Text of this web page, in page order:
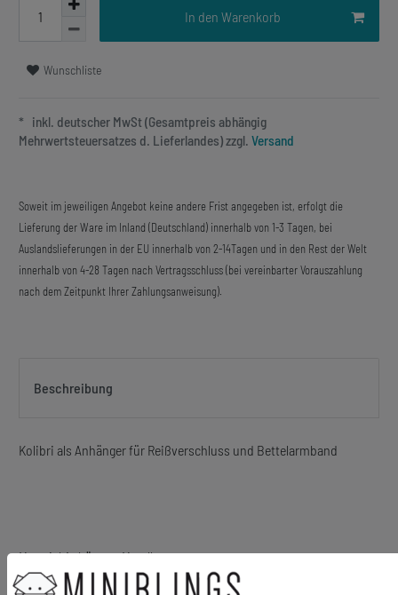
In den Warenkorb
Wunschliste
* inkl. deutscher MwSt (Gesamtpreis abhängig
Mehrwertsteuersatzes d. Lieferlandes) zzgl. Versand
Soweit im jeweiligen Angebot keine andere Frist angegeben ist, erfolgt die
Lieferung der Ware im Inland (Deutschland) innerhalb von 1-3 Tagen, bei
Auslandslieferungen in der EU innerhalb von 2-14Tagen und in den Rest der Welt
innerhalb von 4-28 Tagen nach Vertragsschluss (bei vereinbarter Vorauszahlung
nach dem Zeitpunkt Ihrer Zahlungsanweisung).
Beschreibung
Kolibri als Anhänger für Reißverschluss und Bettelarmband
Material Anhänger: Metall
Material Karabiner: Metall, versilbert